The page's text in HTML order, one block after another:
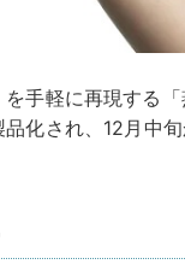
手軽に再現する
化され、12月中旬